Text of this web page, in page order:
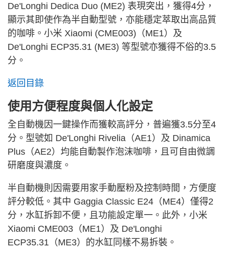
De'Longhi Dedica Duo (ME2) 表現突出，獲得4分，
顯示其即使作為半自動型號，亦能穩定萃取出高品質
的咖啡。小米 Xiaomi (CME003)（ME1）及
De'Longhi ECP35.31 (ME3) 等型號亦獲得不俗的3.5
分。
返回目錄
使用方便程度與個人化設定
全自動機因一鍵操作而獲較高評分，普遍獲3.5分至4
分。型號如 De'Longhi Rivelia（AE1）及 Dinamica
Plus（AE2）均能自動製作泡沫咖啡，且可自由微調
研磨度與濃度。
半自動機則因需要用家手動壓粉及控制時間，方便度
評分較低。其中 Gaggia Classic E24（ME4）僅得2
分，水缸拆卸不便，且功能設定單一。此外，小米
Xiaomi CME003（ME1）及 De'Longhi
ECP35.31（ME3）的水缸同樣不易拆裝。